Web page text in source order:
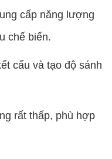
cấp năng lượng
chế biến.
cấu và tạo độ sánh
rất thấp, phù hợp